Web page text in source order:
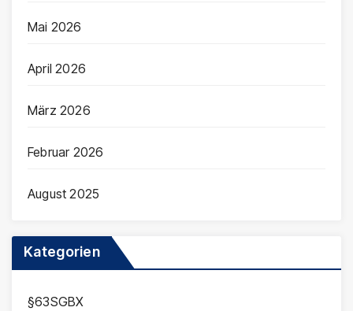
Mai 2026
April 2026
März 2026
Februar 2026
August 2025
Kategorien
§63SGBX